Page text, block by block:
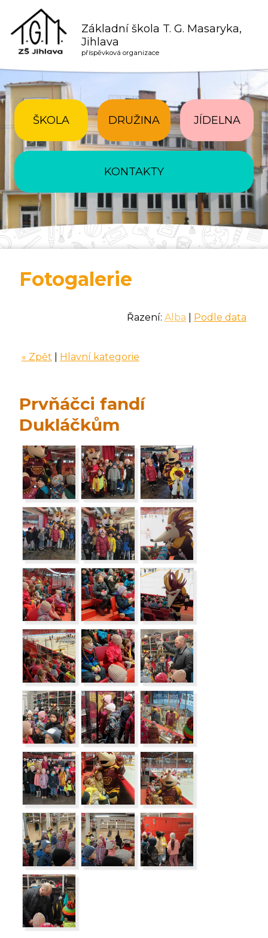
Základní škola T. G. Masaryka,
Jihlava
příspěvková organizace
ŠKOLA DRUŽINA JÍDELNA
KONTAKTY
Fotogalerie
Řazení: Alba Podle data
« Zpět Hlavní kategorie
Prvňáčci fandí
Dukláčkům